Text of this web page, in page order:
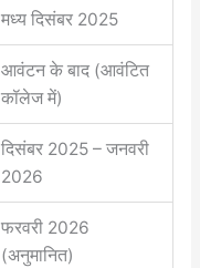
मध्य दिसंबर 2025
आवंटन के बाद (आवंटित
कॉलेज में)
दिसंबर 2025 – जनवरी
2026
फरवरी 2026
(अनुमानित)